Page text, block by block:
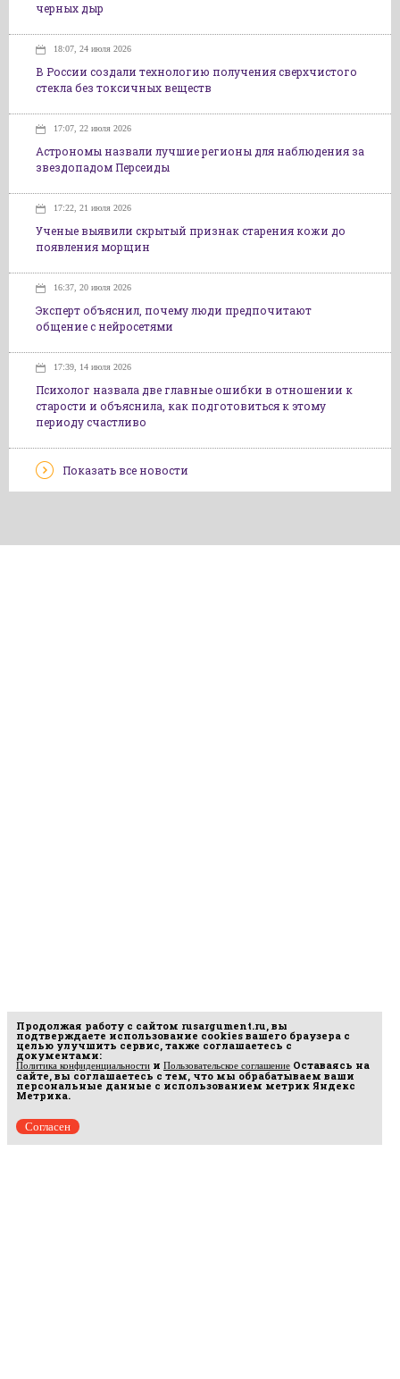
черных дыр
18:07, 24 июля 2026
В России создали технологию получения сверхчистого
стекла без токсичных веществ
17:07, 22 июля 2026
Астрономы назвали лучшие регионы для наблюдения за
звездопадом Персеиды
17:22, 21 июля 2026
Ученые выявили скрытый признак старения кожи до
появления морщин
16:37, 20 июля 2026
Эксперт объяснил, почему люди предпочитают
общение с нейросетями
17:39, 14 июля 2026
Психолог назвала две главные ошибки в отношении к
старости и объяснила, как подготовиться к этому
периоду счастливо
Показать все новости
Продолжая работу с сайтом rusargument.ru, вы
подтверждаете использование cookies вашего браузера с
целью улучшить сервис, также соглашаетесь с
документами:
Политика конфиденциальности и Пользовательское соглашение Оставаясь на
сайте, вы соглашаетесь с тем, что мы обрабатываем ваши
персональные данные с использованием метрик Яндекс
Метрика.
Согласен